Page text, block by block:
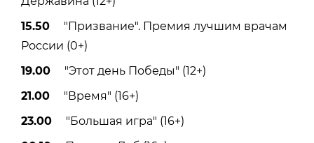
15.50 "Призвание". Премия лучшим врачам
России (0+)
19.00 "Этот день Победы" (12+)
21.00 "Время" (16+)
23.00 "Большая игра" (16+)